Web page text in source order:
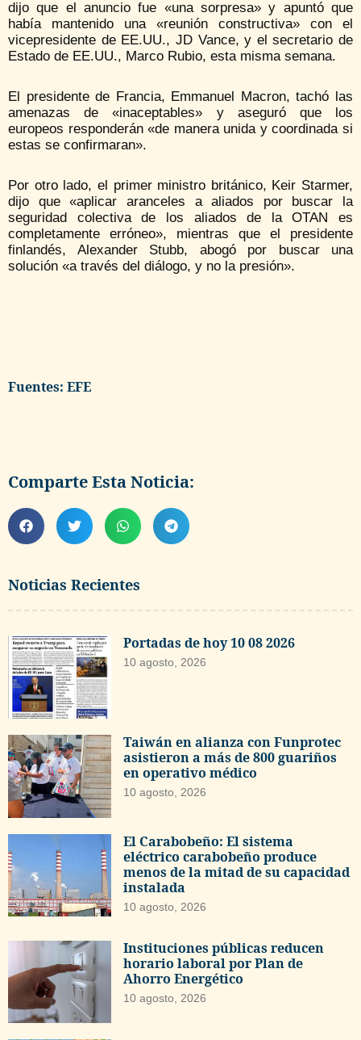
Noticias Recientes
Portadas de hoy 10 08 2026
10 agosto, 2026
Taiwán en alianza con Funprotec
asistieron a más de 800 guariños
en operativo médico
10 agosto, 2026
El Carabobeño: El sistema
eléctrico carabobeño produce
menos de la mitad de su capacidad
instalada
10 agosto, 2026
Instituciones públicas reducen
horario laboral por Plan de
Ahorro Energético
10 agosto, 2026
dijo que el anuncio fue «una sorpresa» y apuntó que
había mantenido una «reunión constructiva» con el
vicepresidente de EE.UU., JD Vance, y el secretario de
Estado de EE.UU., Marco Rubio, esta misma semana.
El presidente de Francia, Emmanuel Macron, tachó las
amenazas de «inaceptables» y aseguró que los
europeos responderán «de manera unida y coordinada si
estas se confirmaran».
Por otro lado, el primer ministro británico, Keir Starmer,
dijo que «aplicar aranceles a aliados por buscar la
seguridad colectiva de los aliados de la OTAN es
completamente erróneo», mientras que el presidente
finlandés, Alexander Stubb, abogó por buscar una
solución «a través del diálogo, y no la presión».
Fuentes: EFE
Comparte Esta Noticia: